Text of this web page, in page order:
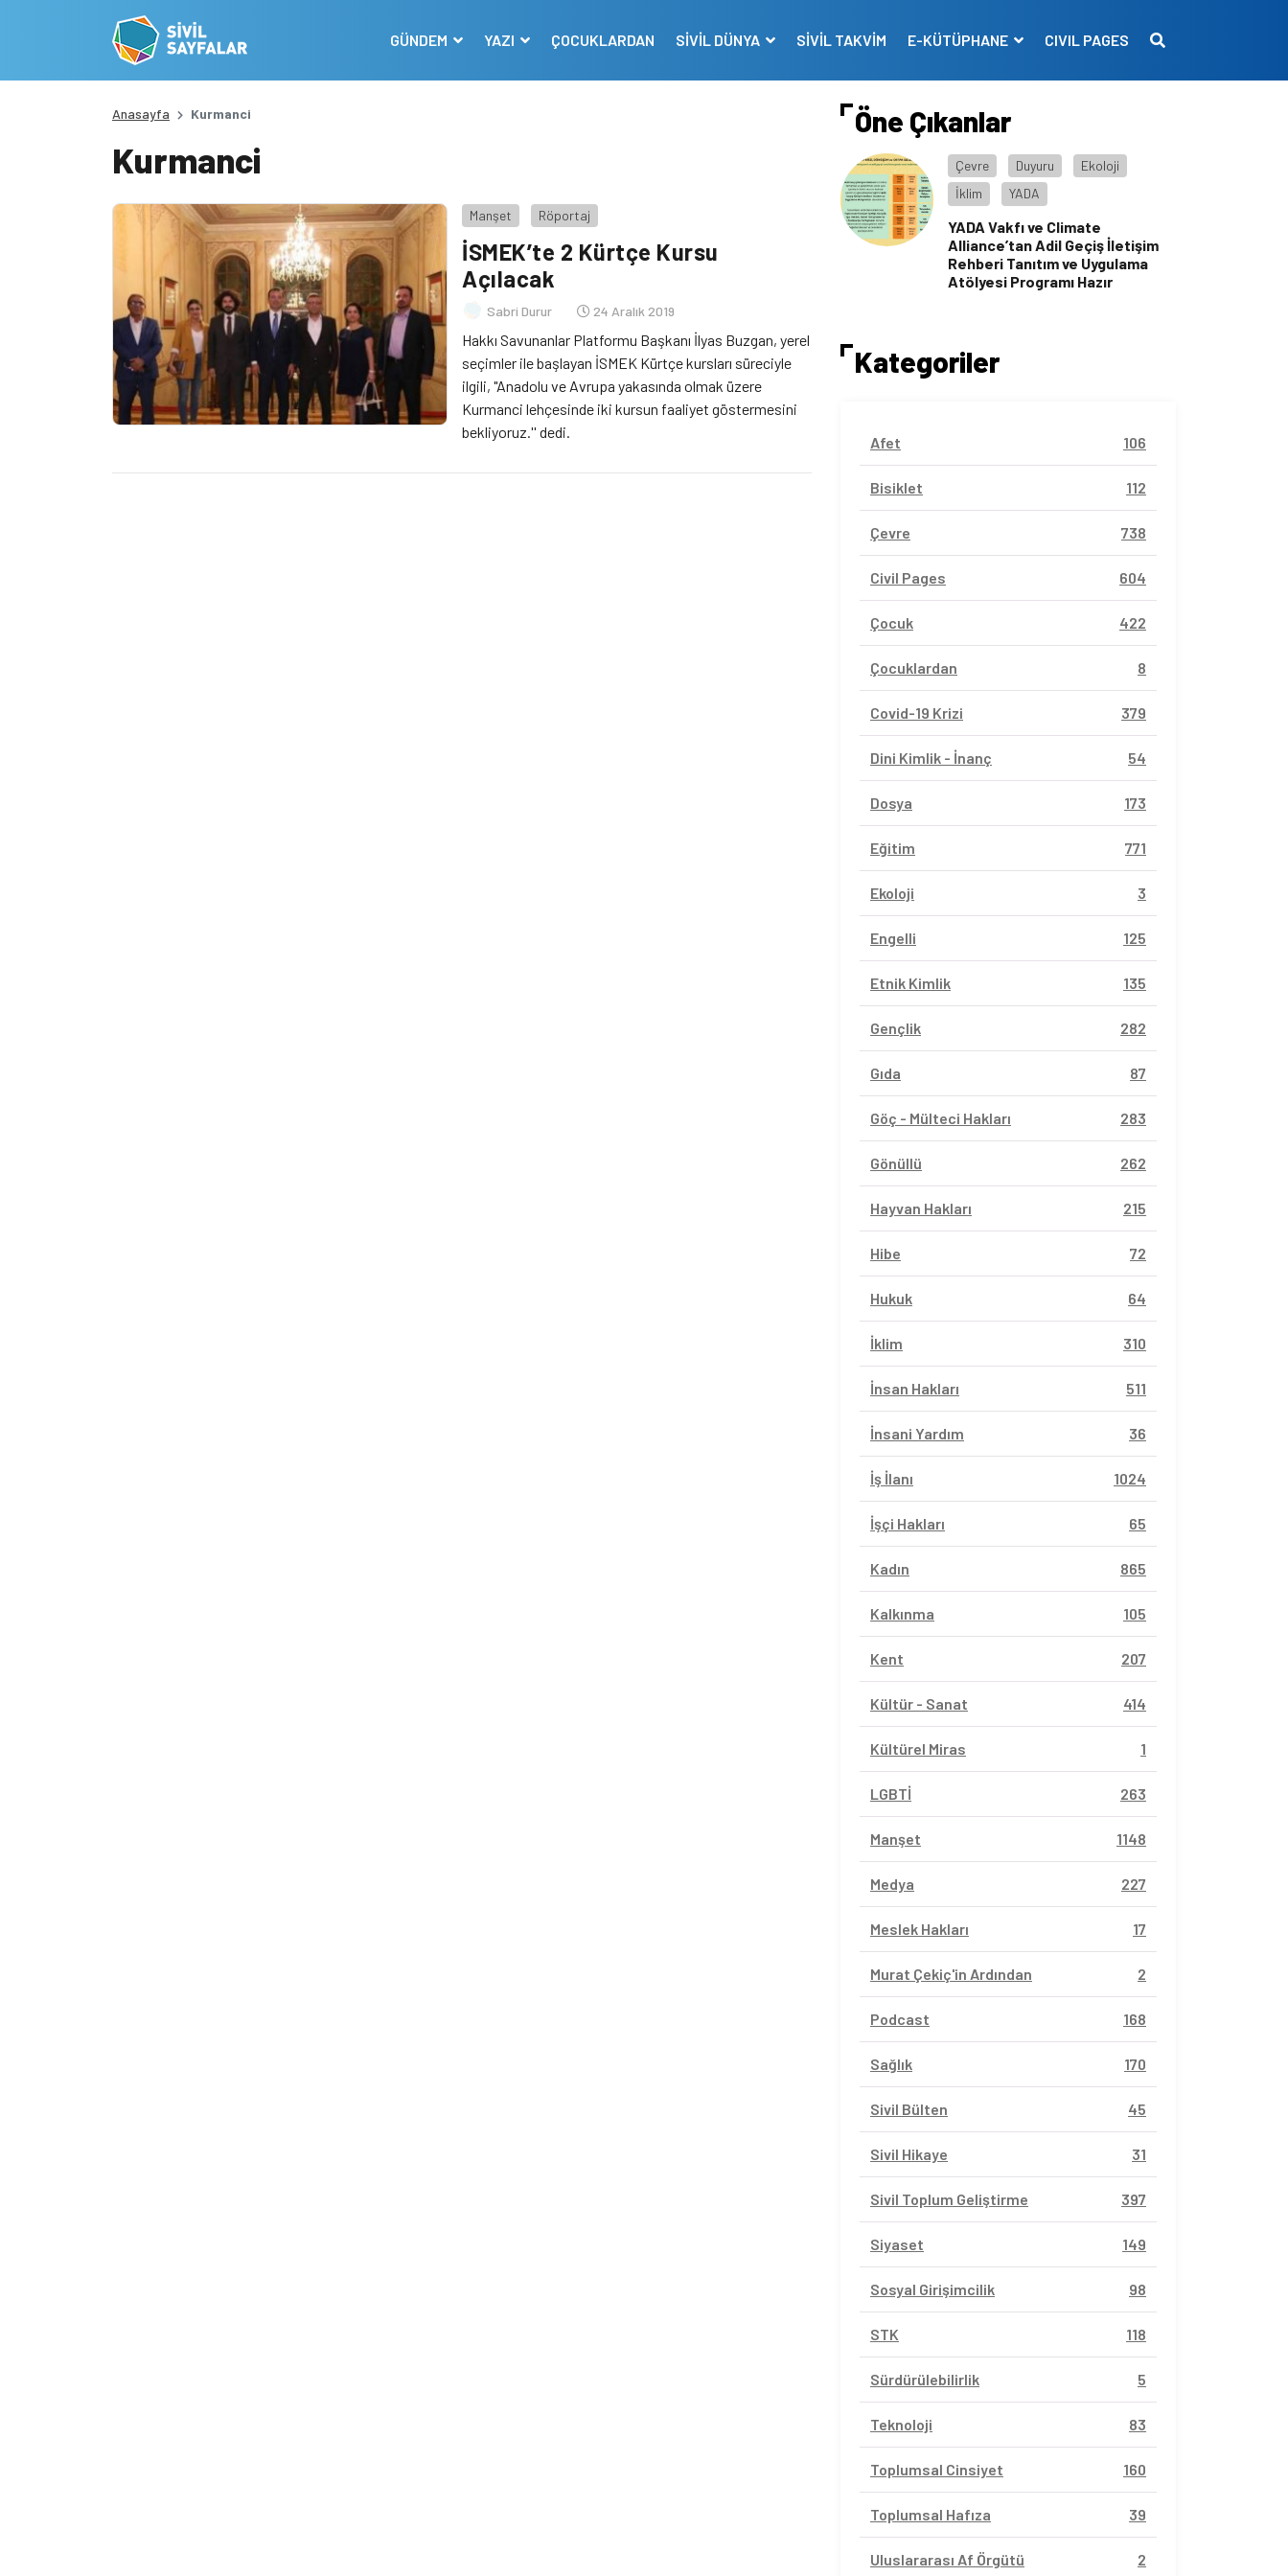
GÜNDEM YAZI ÇOCUKLARDAN SİVİL DÜNYA SİVİL TAKVİM E-KÜTÜPHANE CIVIL PAGES
Anasayfa Kurmanci
Kurmanci
Manşet Röportaj
İSMEK’te 2 Kürtçe Kursu
Açılacak
Sabri Durur 24 Aralık 2019
Hakkı Savunanlar Platformu Başkanı İlyas Buzgan, yerel
seçimler ile başlayan İSMEK Kürtçe kursları süreciyle
ilgili, "Anadolu ve Avrupa yakasında olmak üzere
Kurmanci lehçesinde iki kursun faaliyet göstermesini
bekliyoruz.'' dedi.
Öne Çıkanlar
Çevre Duyuru
Ekoloji
İklim
YADA
YADA Vakfı ve Climate
Alliance’tan Adil Geçiş İletişim
Rehberi Tanıtım ve Uygulama
Atölyesi Programı Hazır
Kategoriler
Afet 106
Bisiklet 112
Çevre 738
Civil Pages 604
Çocuk 422
Çocuklardan 8
Covid-19 Krizi 379
Dini Kimlik - İnanç 54
Dosya 173
Eğitim 771
Ekoloji 3
Engelli 125
Etnik Kimlik 135
Gençlik 282
Gıda 87
Göç - Mülteci Hakları 283
Gönüllü 262
Hayvan Hakları 215
Hibe 72
Hukuk 64
İklim 310
İnsan Hakları 511
İnsani Yardım 36
İş İlanı 1024
İşçi Hakları 65
Kadın 865
Kalkınma 105
Kent 207
Kültür - Sanat 414
Kültürel Miras 1
LGBTİ 263
Manşet 1148
Medya 227
Meslek Hakları 17
Murat Çekiç'in Ardından 2
Podcast 168
Sağlık 170
Sivil Bülten 45
Sivil Hikaye 31
Sivil Toplum Geliştirme 397
Siyaset 149
Sosyal Girişimcilik 98
STK 118
Sürdürülebilirlik 5
Teknoloji 83
Toplumsal Cinsiyet 160
Toplumsal Hafıza 39
Uluslararası Af Örgütü 2